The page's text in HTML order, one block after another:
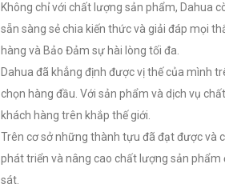
Không chỉ với chất lượng sản phẩm, Dahua
sẵn sàng sẻ chia kiến thức và giải đáp mọi
hàng và Bảo Đảm sự hài lòng tối đa.
Dahua đã khẳng định được vị thế của mình
chọn hàng đầu. Với sản phẩm và dịch vụ
khách hàng trên khắp thế giới.
Trên cơ sở những thành tựu đã đạt được và
phát triển và nâng cao chất lượng sản
sát.